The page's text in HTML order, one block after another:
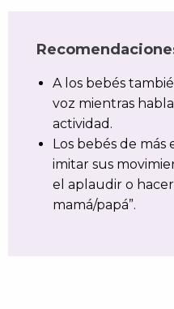
A los bebés
voz mientras
actividad.
Los bebés de
imitar sus
el aplaudir o
mamá/papá”.